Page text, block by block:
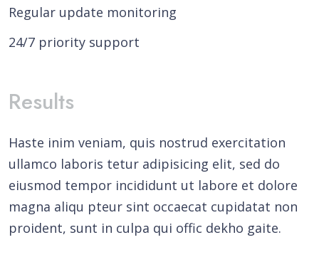
Regular update monitoring
24/7 priority support
Results
Haste inim veniam, quis nostrud exercitation
ullamco laboris tetur adipisicing elit, sed do
eiusmod tempor incididunt ut labore et dolore
magna aliqu pteur sint occaecat cupidatat non
proident, sunt in culpa qui offic dekho gaite.